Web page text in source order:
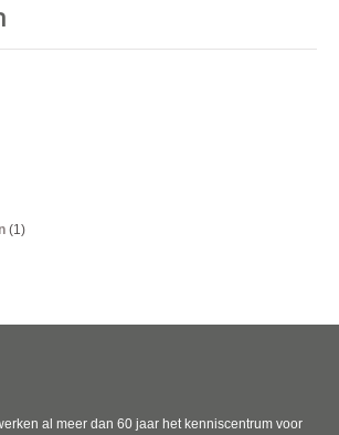
(1)
al meer dan 60 jaar het kenniscentrum voor